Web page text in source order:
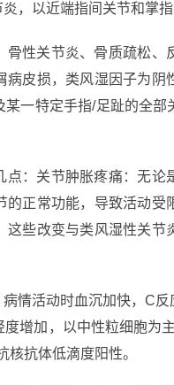
，以近端指间关节和掌指
性关节炎、骨质疏松、
皮损，类风湿因子为阴
一特定手指/足趾的全
：关节肿胀疼痛：无论
正常功能，导致活动受
些改变与类风湿性关节
情活动时血沉加快，C
增加，以中性粒细胞为
抗体低滴度阳性。